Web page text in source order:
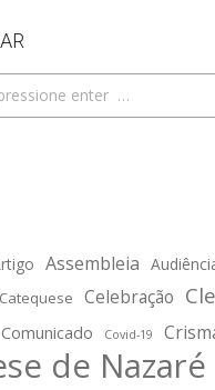
Assembleia
Catequese Celebração
Comunicado Covid-19
de Nazaré